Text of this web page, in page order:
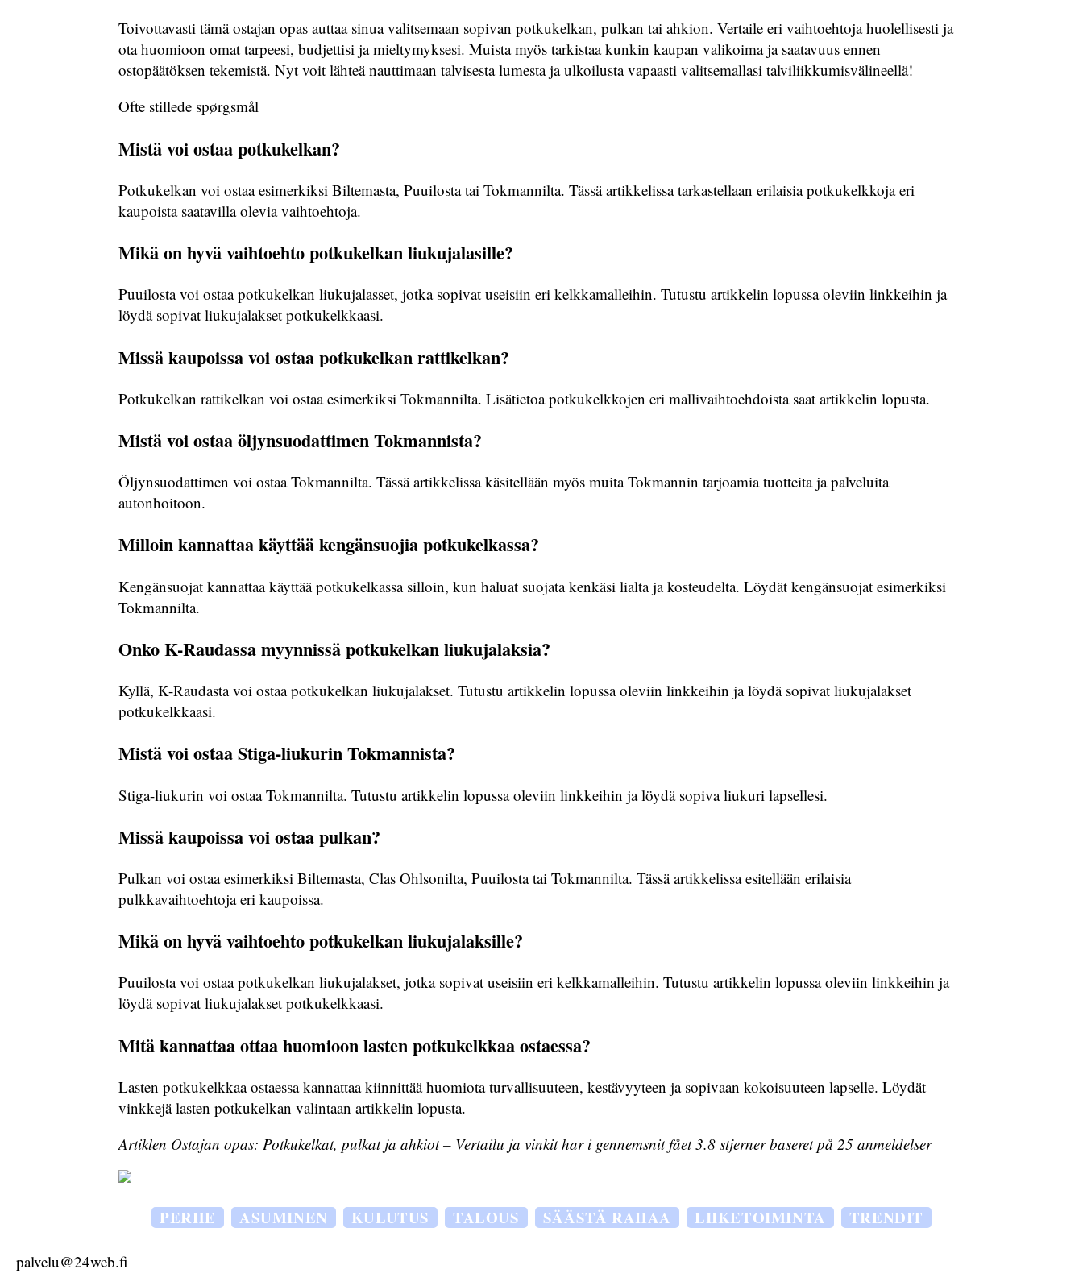
Toivottavasti tämä ostajan opas auttaa sinua valitsemaan sopivan potkukelkan, pulkan tai ahkion. Vertaile eri vaihtoehtoja huolellisesti ja
ota huomioon omat tarpeesi, budjettisi ja mieltymyksesi. Muista myös tarkistaa kunkin kaupan valikoima ja saatavuus ennen
ostopäätöksen tekemistä. Nyt voit lähteä nauttimaan talvisesta lumesta ja ulkoilusta vapaasti valitsemallasi talviliikkumisvälineellä!
Ofte stillede spørgsmål
Mistä voi ostaa potkukelkan?
Potkukelkan voi ostaa esimerkiksi Biltemasta, Puuilosta tai Tokmannilta. Tässä artikkelissa tarkastellaan erilaisia potkukelkkoja eri
kaupoista saatavilla olevia vaihtoehtoja.
Mikä on hyvä vaihtoehto potkukelkan liukujalasille?
Puuilosta voi ostaa potkukelkan liukujalasset, jotka sopivat useisiin eri kelkkamalleihin. Tutustu artikkelin lopussa oleviin linkkeihin ja
löydä sopivat liukujalakset potkukelkkaasi.
Missä kaupoissa voi ostaa potkukelkan rattikelkan?
Potkukelkan rattikelkan voi ostaa esimerkiksi Tokmannilta. Lisätietoa potkukelkkojen eri mallivaihtoehdoista saat artikkelin lopusta.
Mistä voi ostaa öljynsuodattimen Tokmannista?
Öljynsuodattimen voi ostaa Tokmannilta. Tässä artikkelissa käsitellään myös muita Tokmannin tarjoamia tuotteita ja palveluita
autonhoitoon.
Milloin kannattaa käyttää kengänsuojia potkukelkassa?
Kengänsuojat kannattaa käyttää potkukelkassa silloin, kun haluat suojata kenkäsi lialta ja kosteudelta. Löydät kengänsuojat esimerkiksi
Tokmannilta.
Onko K-Raudassa myynnissä potkukelkan liukujalaksia?
Kyllä, K-Raudasta voi ostaa potkukelkan liukujalakset. Tutustu artikkelin lopussa oleviin linkkeihin ja löydä sopivat liukujalakset
potkukelkkaasi.
Mistä voi ostaa Stiga-liukurin Tokmannista?
Stiga-liukurin voi ostaa Tokmannilta. Tutustu artikkelin lopussa oleviin linkkeihin ja löydä sopiva liukuri lapsellesi.
Missä kaupoissa voi ostaa pulkan?
Pulkan voi ostaa esimerkiksi Biltemasta, Clas Ohlsonilta, Puuilosta tai Tokmannilta. Tässä artikkelissa esitellään erilaisia
pulkkavaihtoehtoja eri kaupoissa.
Mikä on hyvä vaihtoehto potkukelkan liukujalaksille?
Puuilosta voi ostaa potkukelkan liukujalakset, jotka sopivat useisiin eri kelkkamalleihin. Tutustu artikkelin lopussa oleviin linkkeihin ja
löydä sopivat liukujalakset potkukelkkaasi.
Mitä kannattaa ottaa huomioon lasten potkukelkkaa ostaessa?
Lasten potkukelkkaa ostaessa kannattaa kiinnittää huomiota turvallisuuteen, kestävyyteen ja sopivaan kokoisuuteen lapselle. Löydät
vinkkejä lasten potkukelkan valintaan artikkelin lopusta.
Artiklen Ostajan opas: Potkukelkat, pulkat ja ahkiot – Vertailu ja vinkit har i gennemsnit fået3.8 stjerner baseret på 25 anmeldelser
PERHE ASUMINEN KULUTUS TALOUS SÄÄSTÄ RAHAA LIIKETOIMINTA TRENDIT
palvelu@24web.fi